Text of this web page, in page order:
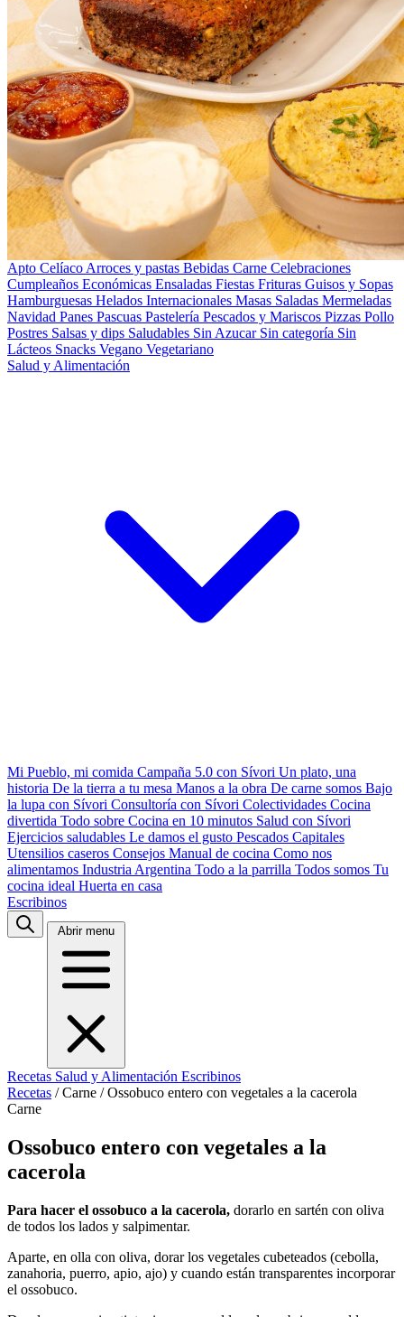
Apto Celíaco Arroces y pastas Bebidas Carne Celebraciones
Cumpleaños Económicas Ensaladas Fiestas Frituras Guisos y Sopas
Hamburguesas Helados Internacionales Masas Saladas Mermeladas
Navidad Panes Pascuas Pastelería Pescados y Mariscos Pizzas Pollo
Postres Salsas y dips Saludables Sin Azucar Sin categoría Sin
Lácteos Snacks Vegano Vegetariano
Salud y Alimentación
Mi Pueblo, mi comida Campaña 5.0 con Sívori Un plato, una
historia De la tierra a tu mesa Manos a la obra De carne somos Bajo
la lupa con Sívori Consultoría con Sívori Colectividades Cocina
divertida Todo sobre Cocina en 10 minutos Salud con Sívori
Ejercicios saludables Le damos el gusto Pescados Capitales
Utensilios caseros Consejos Manual de cocina Como nos
alimentamos Industria Argentina Todo a la parrilla Todos somos Tu
cocina ideal Huerta en casa
Escribinos
Abrir menu
Recetas Salud y Alimentación Escribinos
Recetas / Carne / Ossobuco entero con vegetales a la cacerola
Carne
Ossobuco entero con vegetales a la
cacerola
Para hacer el ossobuco a la cacerola, dorarlo en sartén con oliva
de todos los lados y salpimentar.
Aparte, en olla con oliva, dorar los vegetales cubeteados (cebolla,
zanahoria, puerro, apio, ajo) y cuando están transparentes incorporar
el ossobuco.